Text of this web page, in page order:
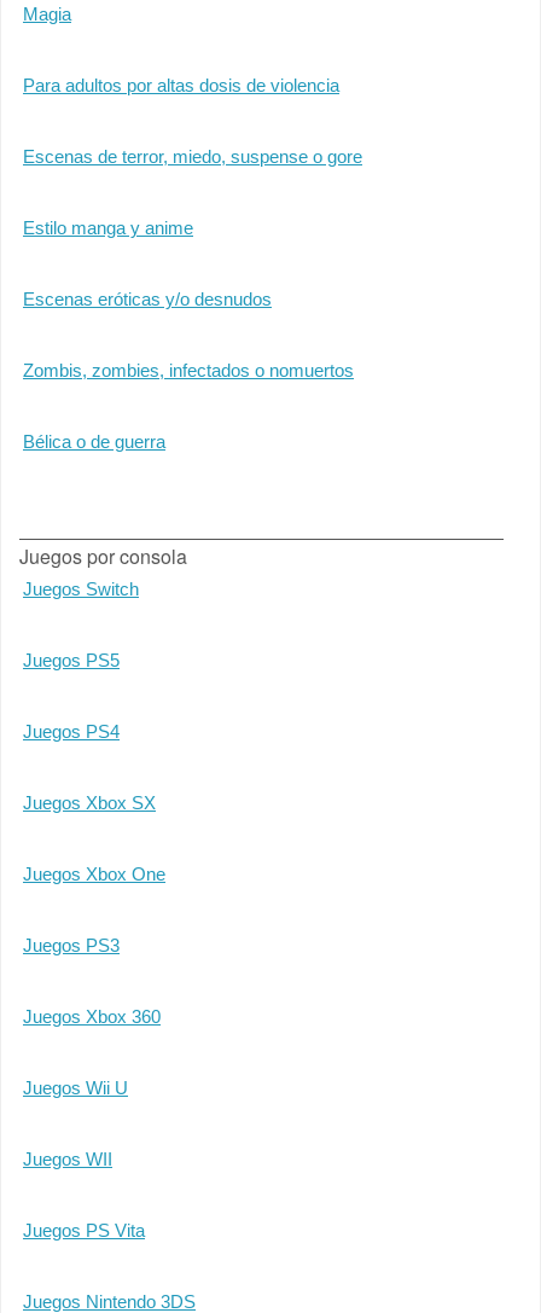
Magia
Para adultos por altas dosis de violencia
Escenas de terror, miedo, suspense o gore
Estilo manga y anime
Escenas eróticas y/o desnudos
Zombis, zombies, infectados o nomuertos
Bélica o de guerra
Juegos por consola
Juegos Switch
Juegos PS5
Juegos PS4
Juegos Xbox SX
Juegos Xbox One
Juegos PS3
Juegos Xbox 360
Juegos Wii U
Juegos WII
Juegos PS Vita
Juegos Nintendo 3DS